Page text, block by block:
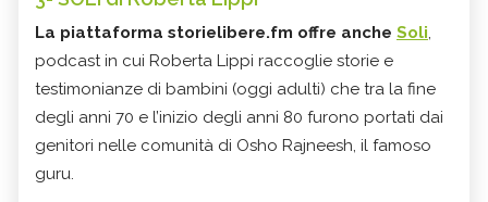
La piattaforma storielibere.fm offre anche Soli,
podcast in cui Roberta Lippi raccoglie storie e
testimonianze di bambini (oggi adulti) che tra la fine
degli anni 70 e l’inizio degli anni 80 furono portati dai
genitori nelle comunità di Osho Rajneesh, il famoso
guru.